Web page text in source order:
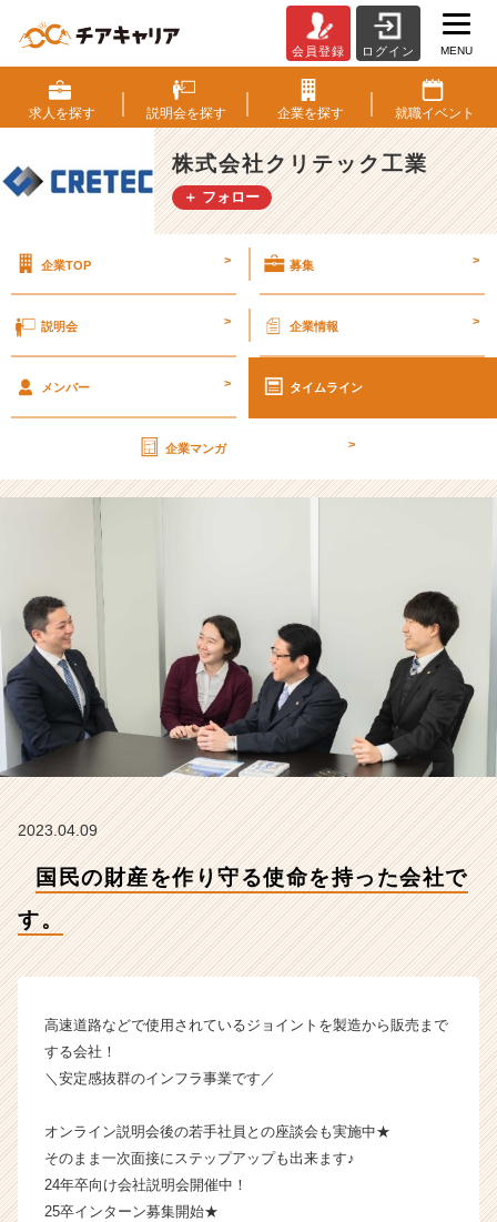
民
の
財
産
を
作
使
持
社
で
す。
リ
テ
ッ
ク
工
業
の
ラ
イ
チ
成
企
業
か
ら
会員登録 ログイン MENU
求人を探す 説明会を探す 企業を探す 就職イベント
株式会社クリテック工業
＋ フォロー
企業TOP > 募集 >
説明会 > 企業情報 >
メンバー > タイムライン
企業マンガ >
2023.04.09
国民の財産を作り守る使命を持った会社で
す。
高速道路などで使用されているジョイントを製造から販売まで
する会社！
＼安定感抜群のインフラ事業です／
オンライン説明会後の若手社員との座談会も実施中★
そのまま一次面接にステップアップも出来ます♪
24年卒向け会社説明会開催中！
25卒インターン募集開始★